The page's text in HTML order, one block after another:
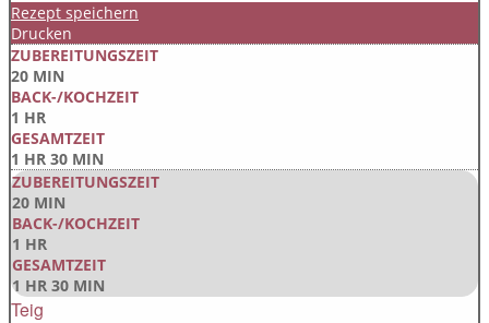
Rezept speichern
Drucken
ZUBEREITUNGSZEIT
20 MIN
BACK-/KOCHZEIT
1 HR
GESAMTZEIT
1 HR 30 MIN
ZUBEREITUNGSZEIT
20 MIN
BACK-/KOCHZEIT
1 HR
GESAMTZEIT
1 HR 30 MIN
Teig